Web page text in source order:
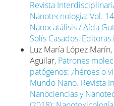
Revista
Nanotecnología: Vol.
Nanocatálisis / Aída
Solís Casados,
Luz María López
Aguilar, Patrones
patógenos: ¿héroes o
Mundo Nano. Revista
Nanociencias y